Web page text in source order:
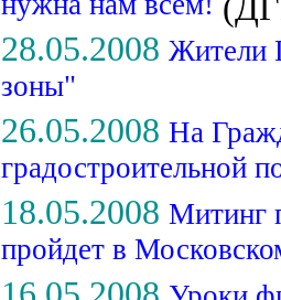
28.05.2008 Жители
зоны"
26.05.2008 На
градостроительной
18.05.2008 Митинг
пройдет в